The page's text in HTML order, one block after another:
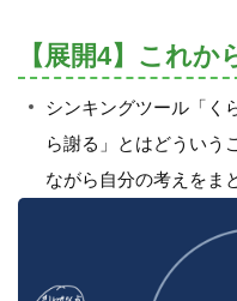
【展開4】これ
シンキングツール「く
ら謝る」とはどういう
ながら自分の考えをま